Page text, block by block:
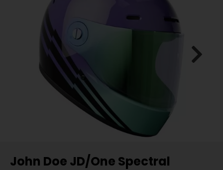
John Doe JD/One Spectral